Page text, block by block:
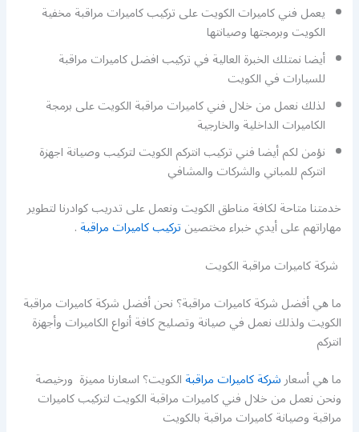
يعمل فني كاميرات الكويت على تركيب كاميرات مراقبة مخفية
الكويت وبرمجتها وصيانتها
أيضا نمتلك الخبرة العالية في تركيب افضل كاميرات مراقبة
للسيارات في الكويت
لذلك نعمل من خلال فني كاميرات مراقبة الكويت على برمجة
الكاميرات الداخلية والخارجية
نؤمن لكم أيضا فني تركيب انتركم الكويت لتركيب وصيانة اجهزة
انتركم للمباني والشركات والمشافي
خدمتنا متاحة لكافة مناطق الكويت ونعمل على تدريب كوادرنا لتطوير
مهاراتهم على أيدي خبراء مختصينتركيب كاميرات مراقبة.
شركة كاميرات مراقبة الكويت
ما هي أفضل شركة كاميرات مراقبة؟ نحن أفضل شركة كاميرات مراقبة
الكويت ولذلك نعمل في صيانة وتصليح كافة أنواع الكاميرات وأجهزة
انتركم
ما هي أسعارشركة كاميرات مراقبةالكويت؟ اسعارنا مميزة ورخيصة
ونحن نعمل من خلال فني كاميرات مراقبة الكويت لتركيب كاميرات
مراقبة وصيانة كاميرات مراقبة بالكويت